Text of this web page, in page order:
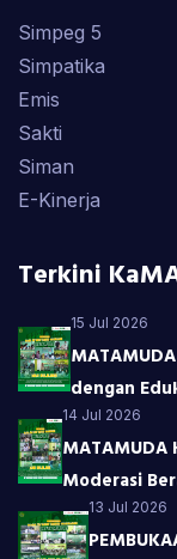
Simpeg 5
Simpatika
Emis
Sakti
Siman
E-Kinerja
Terkini
15 Jul 2026
dengan
14 Jul 2026
MATAMUDA
Moderasi
13 Jul 2026